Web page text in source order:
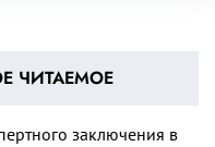
ЧИТАЕМОЕ
заключения в